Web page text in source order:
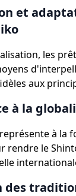
et
les
aux
à la
à la
rendre le
des